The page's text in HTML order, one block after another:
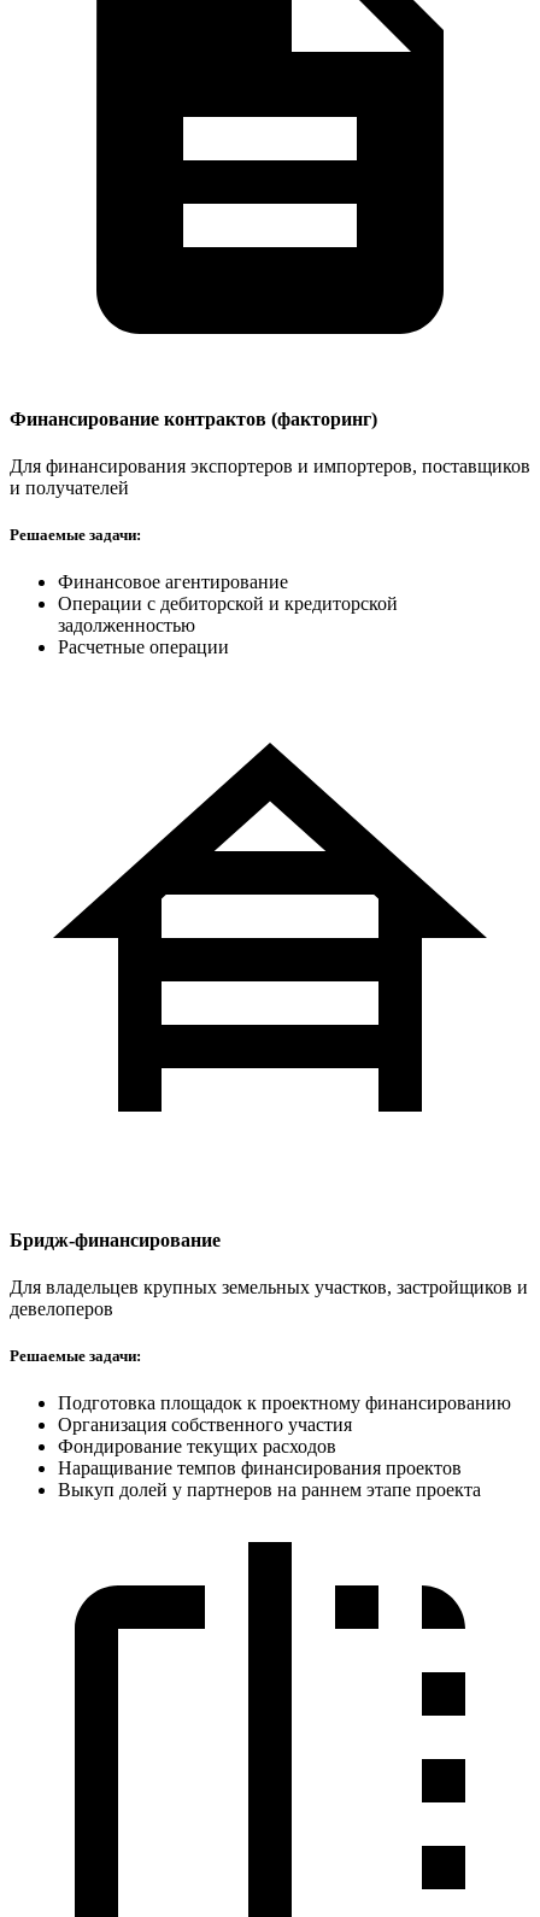
Финансирование контрактов (факторинг)
Для финансирования экспортеров и импортеров, поставщиков
и получателей
Решаемые задачи:
Финансовое агентирование
Операции с дебиторской и кредиторской
задолженностью
Расчетные операции
Бридж-финансирование
Для владельцев крупных земельных участков, застройщиков и
девелоперов
Решаемые задачи:
Подготовка площадок к проектному финансированию
Организация собственного участия
Фондирование текущих расходов
Наращивание темпов финансирования проектов
Выкуп долей у партнеров на раннем этапе проекта